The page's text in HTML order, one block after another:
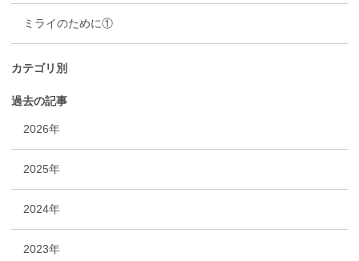
ミライのために①
カテゴリ別
過去の記事
2026年
2025年
2024年
2023年